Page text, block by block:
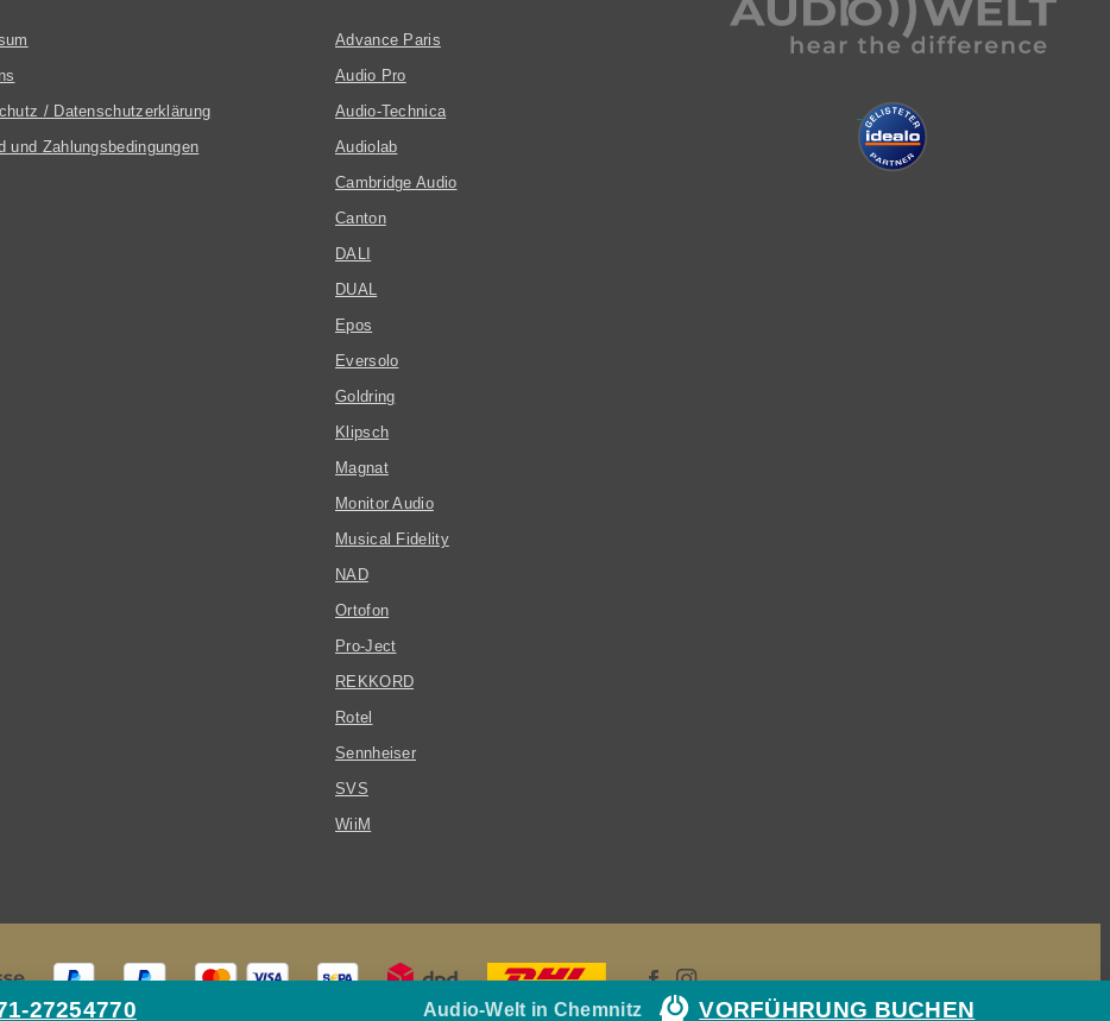
/ Datenschutzerklärung
und Zahlungsbedingungen
Advance Paris
Audio Pro
Audio-Technica
Audiolab
Cambridge Audio
Canton
DALI
DUAL
Epos
Eversolo
Goldring
Klipsch
Magnat
Monitor Audio
Musical Fidelity
NAD
Ortofon
Pro-Ject
REKKORD
Rotel
Sennheiser
SVS
WiiM
27254770 Audio-Welt in Chemnitz VORFÜHRUNG BUCHEN